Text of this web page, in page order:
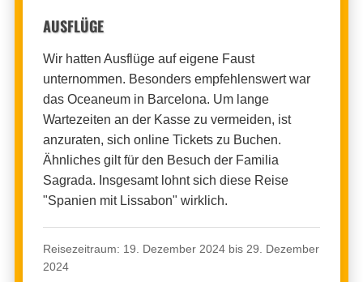
AUSFLÜGE
Wir hatten Ausflüge auf eigene Faust
unternommen. Besonders empfehlenswert war
das Oceaneum in Barcelona. Um lange
Wartezeiten an der Kasse zu vermeiden, ist
anzuraten, sich online Tickets zu Buchen.
Ähnliches gilt für den Besuch der Familia
Sagrada. Insgesamt lohnt sich diese Reise
"Spanien mit Lissabon" wirklich.
Reisezeitraum: 19. Dezember 2024 bis 29. Dezember
2024